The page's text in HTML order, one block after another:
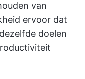
van
ervoor dat
doelen